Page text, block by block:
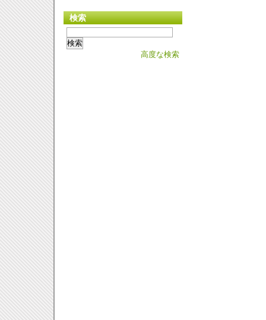
検索
高度な検索